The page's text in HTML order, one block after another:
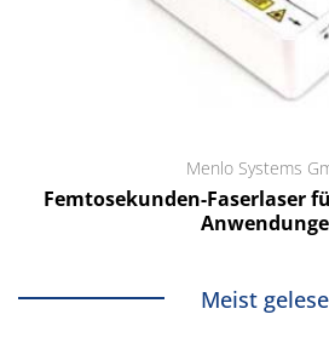
Menlo Systems
Femtosekunden-Faserlaser
Meist